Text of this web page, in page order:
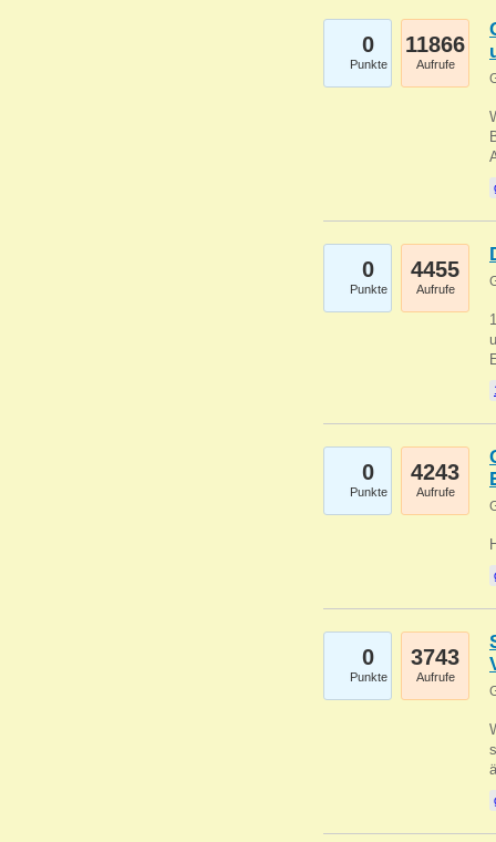
0
Punkte
11866
Aufrufe
0
Punkte
4455
Aufrufe
0
Punkte
4243
Aufrufe
0
Punkte
3743
Aufrufe